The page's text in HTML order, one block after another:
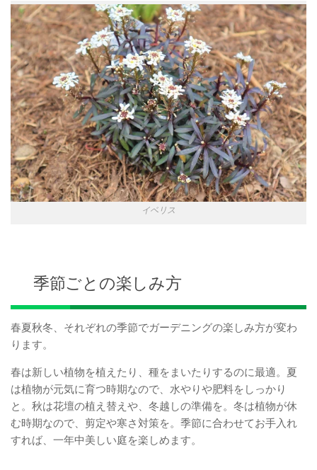
イベリス
季節ごとの楽しみ方
春夏秋冬、それぞれの季節でガーデニングの楽しみ方が変わ
ります。
春は新しい植物を植えたり、種をまいたりするのに最適。夏
は植物が元気に育つ時期なので、水やりや肥料をしっかり
と。秋は花壇の植え替えや、冬越しの準備を。冬は植物が休
む時期なので、剪定や寒さ対策を。季節に合わせてお手入れ
すれば、一年中美しい庭を楽しめます。